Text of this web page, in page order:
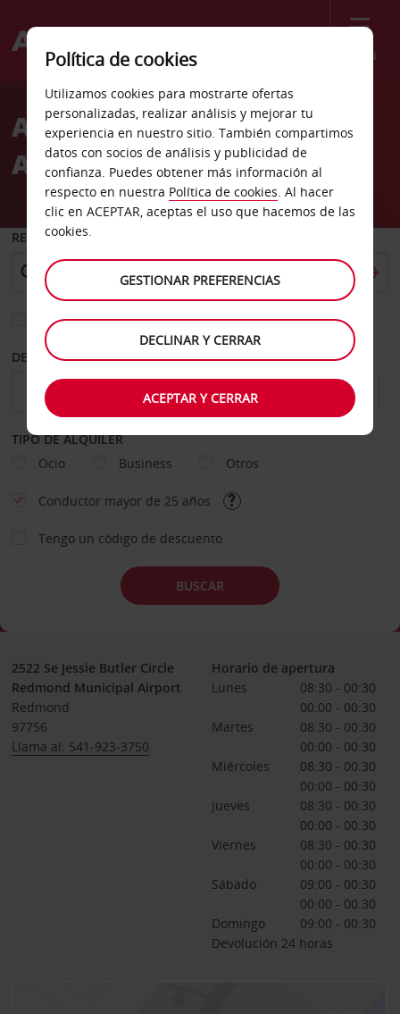
Menú
Welcome
AvisAlquiler de coches
Aeropuerto de Redmond
RECOGER EN
Elegir otra oficina de devolución
DESDE HASTA
TIPO DE ALQUILER
Ocio
Business Otros
Conductor mayor de 25 años
Tengo un código de descuento
BUSCAR
2522 Se Jessie Butler Circle
Redmond Municipal Airport
Redmond
97756
Llama al: 541-923-3750
Horario de apertura
Lunes
08:30 - 00:30
00:00 - 00:30
Martes
08:30 - 00:30
00:00 - 00:30
Miércoles
08:30 - 00:30
00:00 - 00:30
Jueves
08:30 - 00:30
00:00 - 00:30
Viernes
08:30 - 00:30
00:00 - 00:30
Sábado
09:00 - 00:30
00:00 - 00:30
Domingo
09:00 - 00:30
Devolución 24 horas
Política de cookies
Utilizamos cookies para mostrarte ofertas
personalizadas, realizar análisis y mejorar tu
experiencia en nuestro sitio. También compartimos
datos con socios de análisis y publicidad de
confianza. Puedes obtener más información al
respecto en nuestra Política de cookies. Al hacer
clic en ACEPTAR, aceptas el uso que hacemos de las
cookies.
GESTIONAR PREFERENCIAS
DECLINAR Y CERRAR
ACEPTAR Y CERRAR